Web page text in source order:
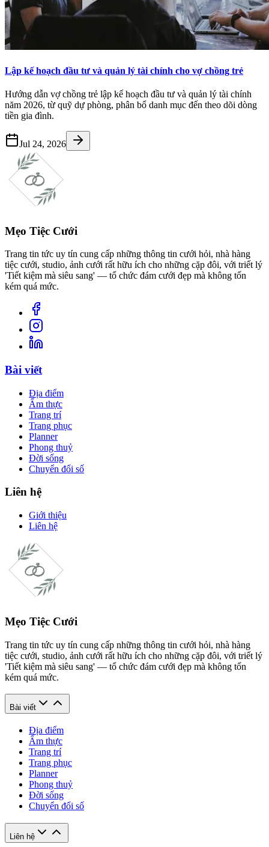
Lập kế hoạch đầu tư và quản lý tài chính cho vợ chồng trẻ
Hướng dẫn vợ chồng trẻ lập kế hoạch đầu tư và quản lý tài chính
năm 2026, từ quỹ dự phòng, phân bổ danh mục đến theo dõi dòng
tiền gia đình.
Jul 24, 2026
Mẹo Tiệc Cưới
Trang tin tức uy tín cung cấp những thông tin cưới hỏi, nhà hàng
tiệc cưới, studio, ảnh cưới rất hữu ích cho những cặp đôi, với triết lý
'Tiết kiệm mà siêu sang' — tổ chức đám cưới đẹp mà không tốn
kém quá mức.
Bài viết
Địa điểm
Ẩm thực
Trang trí
Trang phục
Planner
Phong thuỷ
Đời sống
Chuyển đổi số
Liên hệ
Giới thiệu
Liên hệ
Mẹo Tiệc Cưới
Trang tin tức uy tín cung cấp những thông tin cưới hỏi, nhà hàng
tiệc cưới, studio, ảnh cưới rất hữu ích cho những cặp đôi, với triết lý
'Tiết kiệm mà siêu sang' — tổ chức đám cưới đẹp mà không tốn
kém quá mức.
Bài viết
Địa điểm
Ẩm thực
Trang trí
Trang phục
Planner
Phong thuỷ
Đời sống
Chuyển đổi số
Liên hệ